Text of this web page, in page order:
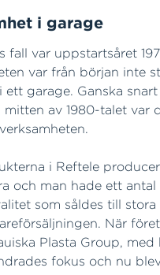
i garage
fall var uppstartsåret
var från början inte
ett garage. Ganska
mitten av 1980-talet var
i Reftele
och man hade ett
som såldes till
När
Plasta Group,
fokus och nu